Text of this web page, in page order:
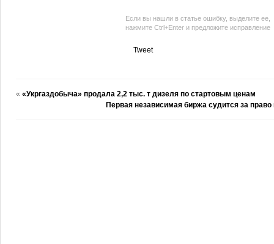
Если вы нашли в статье ошибку, выделите ее,
нажмите Ctrl+Enter и предложите исправление
Tweet
« «Укргаздобыча» продала 2,2 тыс. т дизеля по стартовым ценам
Первая независимая биржа судится за